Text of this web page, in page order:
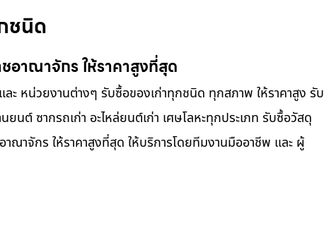
ชนิด
อาณาจักร ให้ราคาสูงที่สุด
ละ หน่วยงานต่างๆ รับซื้อของเก่าทุกชนิด ทุกสภาพ ให้ราคาสูง รับ
ต์ ซากรถเก่า อะไหล่ยนต์เก่า เศษโลหะทุกประเภท รับซื้อวัสดุ
ณาจักร ให้ราคาสูงที่สุด ให้บริการโดยทีมงานมืออาชีพ และ ผู้